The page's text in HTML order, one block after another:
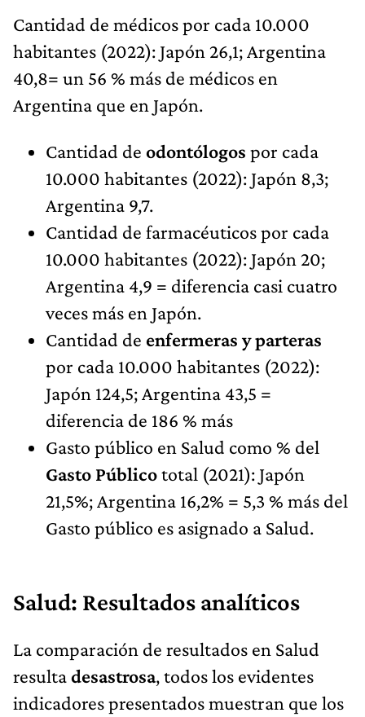
Cantidad de médicos por cada 10.000
habitantes (2022): Japón 26,1; Argentina
40,8= un 56 % más de médicos en
Argentina que en Japón.
Cantidad de odontólogos por cada
10.000 habitantes (2022): Japón 8,3;
Argentina 9,7.
Cantidad de farmacéuticos por cada
10.000 habitantes (2022): Japón 20;
Argentina 4,9 = diferencia casi cuatro
veces más en Japón.
Cantidad de enfermeras y parteras
por cada 10.000 habitantes (2022):
Japón 124,5; Argentina 43,5 =
diferencia de 186 % más
Gasto público en Salud como % del
Gasto Públicototal (2021): Japón
21,5%; Argentina 16,2% = 5,3 % más del
Gasto público es asignado a Salud.
Salud: Resultados analíticos
La comparación de resultados en Salud
resultadesastrosa, todos los evidentes
indicadores presentados muestran que los